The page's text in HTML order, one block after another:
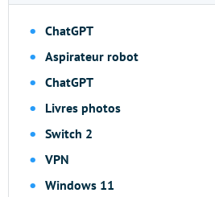
ChatGPT
Aspirateur robot
ChatGPT
Livres photos
Switch 2
VPN
Windows 11